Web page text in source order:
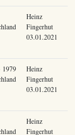
Heinz
Fingerhut
03.01.2021
1979
Heinz
Fingerhut
03.01.2021
Heinz
Fingerhut